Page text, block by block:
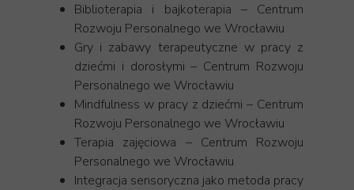
Biblioterapia i bajkoterapia – Centrum
Rozwoju Personalnego we Wrocławiu
Gry i zabawy terapeutyczne w pracy z
dziećmi i dorosłymi – Centrum Rozwoju
Personalnego we Wrocławiu
Mindfulness w pracy z dziećmi – Centrum
Rozwoju Personalnego we Wrocławiu
Terapia zajęciowa – Centrum Rozwoju
Personalnego we Wrocławiu
Integracja sensoryczna jako metoda pracy